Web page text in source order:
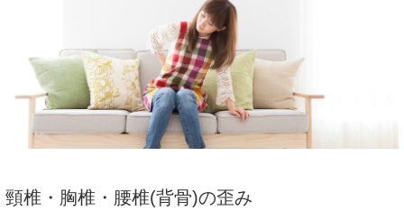
頸椎・胸椎・腰椎(背骨)の歪み